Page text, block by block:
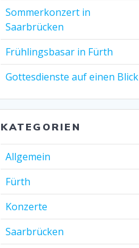
Sommerkonzert in
Saarbrücken
Frühlingsbasar in Fürth
Gottesdienste auf einen Blick
KATEGORIEN
Allgemein
Fürth
Konzerte
Saarbrücken